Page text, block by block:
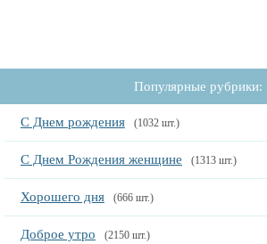
Популярные рубрики:
С Днем рождения (1032 шт.)
С Днем Рождения женщине (1313 шт.)
Хорошего дня (666 шт.)
Доброе утро (2150 шт.)